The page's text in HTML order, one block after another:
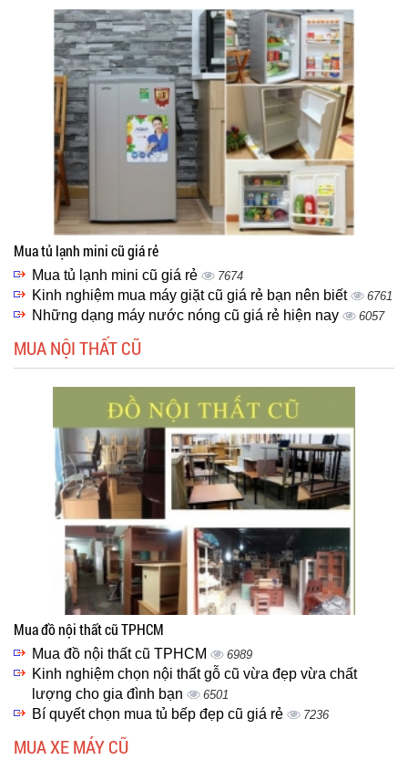
Mua tủ lạnh mini cũ giá rẻ
Mua tủ lạnh mini cũ giá rẻ 7674
Kinh nghiệm mua máy giặt cũ giá rẻ bạn nên biết 6761
Những dạng máy nước nóng cũ giá rẻ hiện nay 6057
MUA NỘI THẤT CŨ
Mua đồ nội thất cũ TPHCM
Mua đồ nội thất cũ TPHCM 6989
Kinh nghiệm chọn nội thất gỗ cũ vừa đẹp vừa chất
lượng cho gia đình bạn
6501
Bí quyết chọn mua tủ bếp đẹp cũ giá rẻ 7236
MUA XE MÁY CŨ